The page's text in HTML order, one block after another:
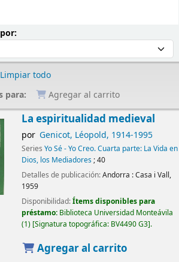
Limpiar todo
para:
Agregar al carrito
La espiritualidad medieval
por Genicot, Léopold, 1914-1995
Series Yo Sé - Yo Creo. Cuarta parte: La Vida en
Dios, los Mediadores; 40
Detalles de publicación:Andorra :Casa i Vall,
1959
Disponibilidad:Ítems disponibles para
préstamo: Biblioteca Universidad Monteávila
(1) Signatura topográfica: BV4490 G3 .
Agregar al carrito